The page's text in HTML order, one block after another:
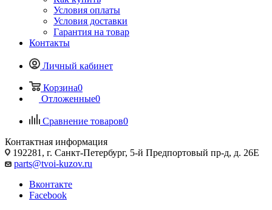
Условия оплаты
Условия доставки
Гарантия на товар
Контакты
Личный кабинет
Корзина0
Отложенные0
Сравнение товаров0
Контактная информация
192281, г. Санкт-Петербург, 5-й Предпортовый пр-д, д. 26Е
parts@tvoi-kuzov.ru
Вконтакте
Facebook